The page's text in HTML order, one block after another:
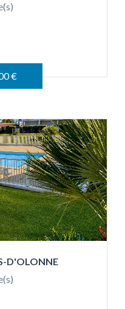
€
D'OLONNE